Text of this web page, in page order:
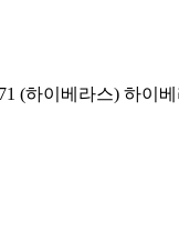
(하이베라스) 하이베